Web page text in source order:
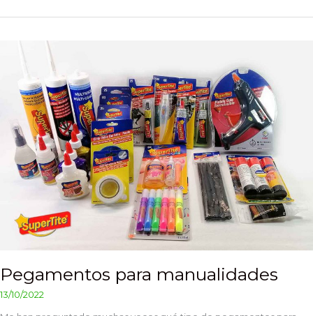
Pegamentos para manualidades
13/10/2022
Pegamentos
manualidades